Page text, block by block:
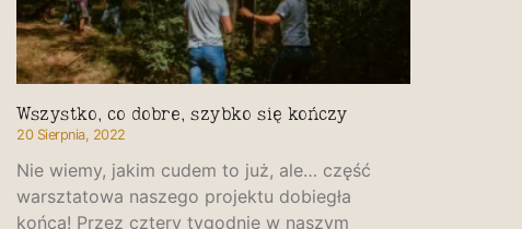
Wszystko, co dobre, szybko się kończy
20 Sierpnia, 2022
Nie wiemy, jakim cudem to już, ale… część
warsztatowa naszego projektu dobiegła
końca! Przez cztery tygodnie w naszym